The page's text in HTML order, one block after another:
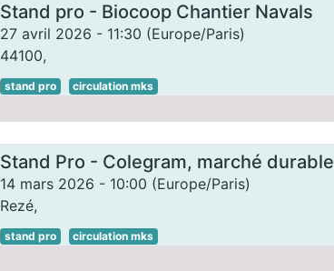
Stand pro - Biocoop Chantier Navals
27 avril 2026 - 11:30 (Europe/Paris)
44100,
stand pro circulation mks
Stand Pro - Colegram, marché durable
14 mars 2026 - 10:00 (Europe/Paris)
Rezé,
stand pro circulation mks